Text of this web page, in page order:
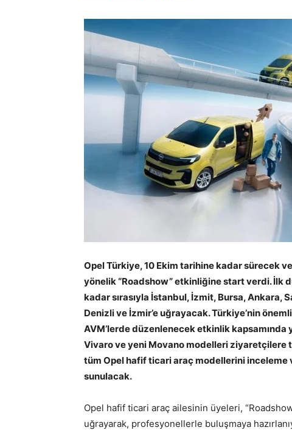
Opel Türkiye, 10 Ekim tarihine kadar sürecek
yönelik “Roadshow” etkinliğine start verdi. İlk
kadar sırasıyla İstanbul, İzmit, Bursa, Ankara,
Denizli ve İzmir’e uğrayacak. Türkiye’nin
AVM’lerde düzenlenecek etkinlik
Vivaro ve yeni Movano modelleri ziyaretçilere
tüm Opel hafif ticari araç modellerini inceleme
sunulacak.
Opel hafif ticari araç ailesinin üyeleri,
uğrayarak, profesyonellerle buluşmaya